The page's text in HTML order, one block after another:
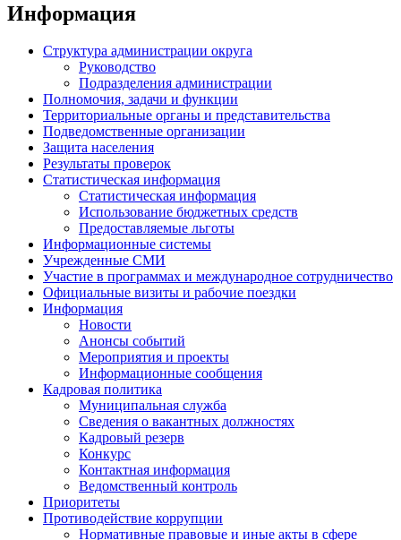
Информация
Структура администрации округа
Руководство
Подразделения администрации
Полномочия, задачи и функции
Территориальные органы и представительства
Подведомственные организации
Защита населения
Результаты проверок
Статистическая информация
Статистическая информация
Использование бюджетных средств
Предоставляемые льготы
Информационные системы
Учрежденные СМИ
Участие в программах и международное сотрудничество
Официальные визиты и рабочие поездки
Информация
Новости
Анонсы событий
Мероприятия и проекты
Информационные сообщения
Кадровая политика
Муниципальная служба
Сведения о вакантных должностях
Кадровый резерв
Конкурс
Контактная информация
Ведомственный контроль
Приоритеты
Противодействие коррупции
Нормативные правовые и иные акты в сфере